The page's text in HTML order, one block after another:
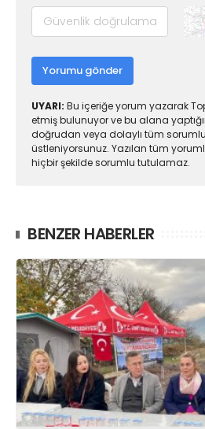
Yorumu gönder
UYARI: Bu içeriğe yorum yazarak
etmiş bulunuyor ve bu alana
doğrudan veya dolaylı tüm
üstleniyorsunuz. Yazılan tüm
hiçbir şekilde sorumlu tutulamaz.
BENZER HABERLER